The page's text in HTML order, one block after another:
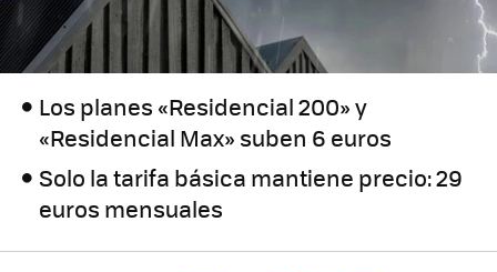
Los planes «Residencial 200» y
«Residencial Max» suben 6 euros
Solo la tarifa básica mantiene precio: 29
euros mensuales